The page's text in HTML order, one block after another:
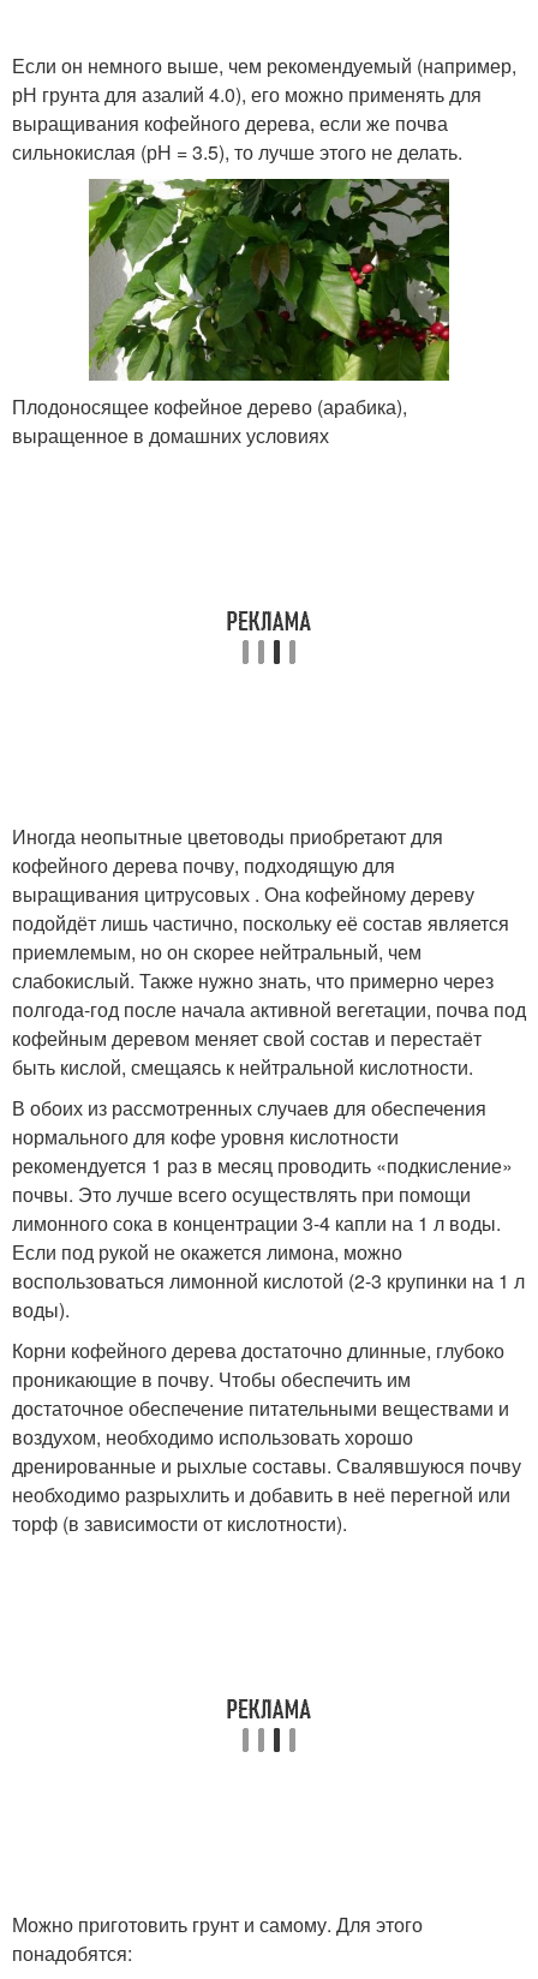
Если он немного выше, чем рекомендуемый (например,
рН грунта для азалий 4.0), его можно применять для
выращивания кофейного дерева, если же почва
сильнокислая (рН = 3.5), то лучше этого не делать.
Плодоносящее кофейное дерево (арабика),
выращенное в домашних условиях
Иногда неопытные цветоводы приобретают для
кофейного дерева почву, подходящую для
выращивания цитрусовых . Она кофейному дереву
подойдёт лишь частично, поскольку её состав является
приемлемым, но он скорее нейтральный, чем
слабокислый. Также нужно знать, что примерно через
полгода-год после начала активной вегетации, почва под
кофейным деревом меняет свой состав и перестаёт
быть кислой, смещаясь к нейтральной кислотности.
В обоих из рассмотренных случаев для обеспечения
нормального для кофе уровня кислотности
рекомендуется 1 раз в месяц проводить «подкисление»
почвы. Это лучше всего осуществлять при помощи
лимонного сока в концентрации 3-4 капли на 1 л воды.
Если под рукой не окажется лимона, можно
воспользоваться лимонной кислотой (2-3 крупинки на 1 л
воды).
Корни кофейного дерева достаточно длинные, глубоко
проникающие в почву. Чтобы обеспечить им
достаточное обеспечение питательными веществами и
воздухом, необходимо использовать хорошо
дренированные и рыхлые составы. Свалявшуюся почву
необходимо разрыхлить и добавить в неё перегной или
торф (в зависимости от кислотности).
Можно приготовить грунт и самому. Для этого
понадобятся: